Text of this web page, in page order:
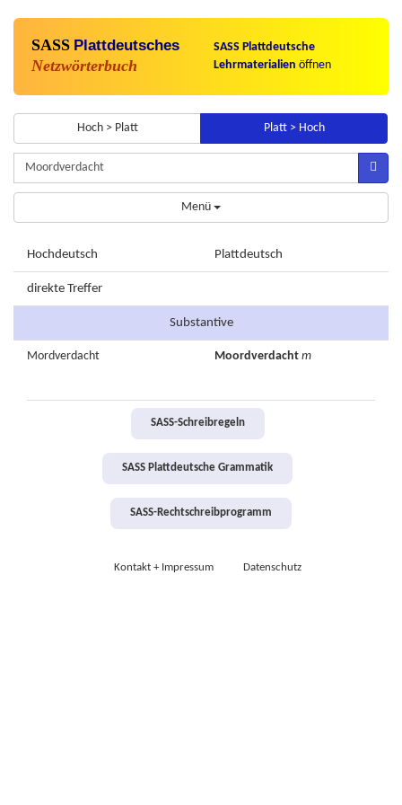
SASS Plattdeutsches
Netzwörterbuch
SASS Plattdeutsche
Lehrmaterialien öffnen
Hoch > Platt Platt > Hoch
Menü
Hochdeutsch Plattdeutsch
direkte Treffer
Substantive
Mordverdacht Moordverdacht m
SASS-Schreibregeln
SASS Plattdeutsche Grammatik
SASS-Rechtschreibprogramm
Kontakt + Impressum Datenschutz